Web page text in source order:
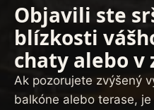
Objavili ste
blízkosti
chaty alebo v
Ak pozorujete zvýšený
balkóne alebo terase,